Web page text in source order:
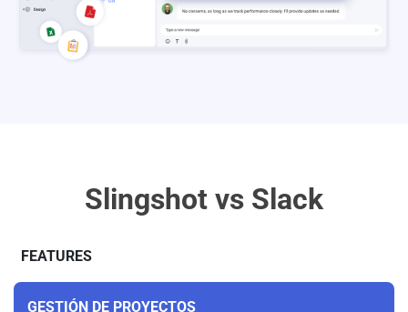
Slingshot vs Slack
FEATURES
GESTIÓN DE PROYECTOS